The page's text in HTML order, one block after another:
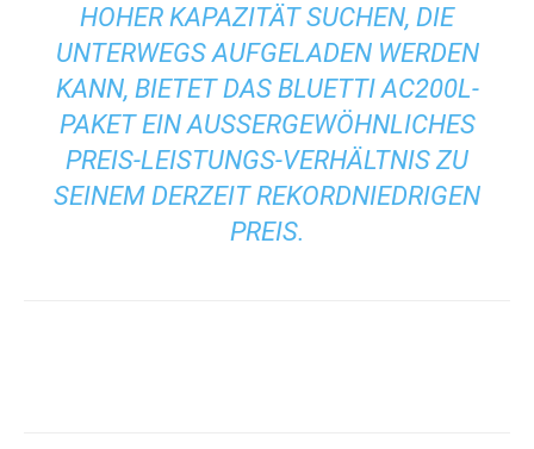
HOHER KAPAZITÄT SUCHEN, DIE
UNTERWEGS AUFGELADEN WERDEN
KANN, BIETET DAS BLUETTI AC200L-
PAKET EIN AUSSERGEWÖHNLICHES P
REIS-LEISTUNGS-VERHÄLTNIS ZU S
EINEM DERZEIT REKORDNIEDRIGEN P
REIS.